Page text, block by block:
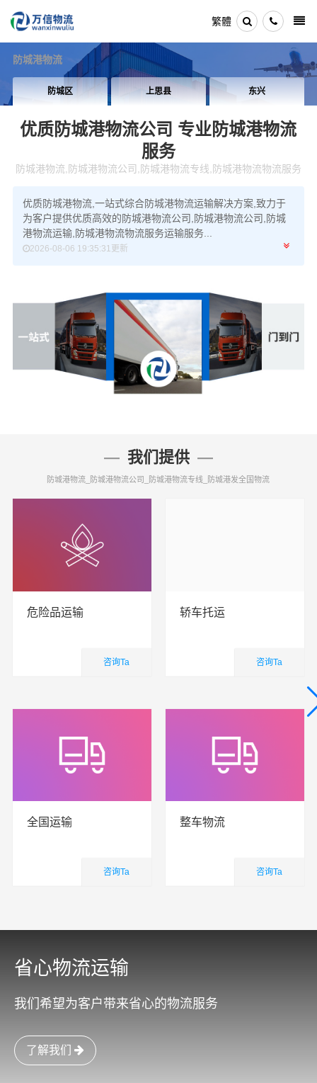
繁體
防城港物流
防城区 上思县 东兴
优质防城港物流公司 专业防城港物流
服务
防城港物流,防城港物流公司,防城港物流专线,防城港物流物流服务
优质防城港物流,一站式综合防城港物流运输解决方案,致力于
为客户提供优质高效的防城港物流公司,防城港物流公司,防城
港物流运输,防城港物流物流服务运输服务...
2026-08-06 19:35:31更新
我们提供
防城港物流_防城港物流公司_防城港物流专线_防城港发全国物流
危险品运输
咨询Ta
轿车托运
咨询Ta
全国运输
咨询Ta
整车物流
咨询Ta
省心物流运输
我们希望为客户带来省心的物流服务
了解我们